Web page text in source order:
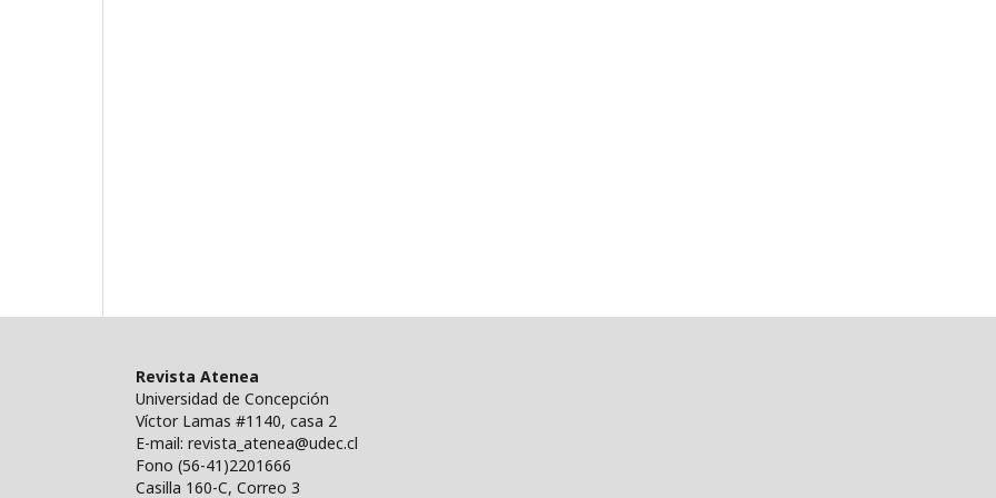
Revista Atenea
Universidad de Concepción
Víctor Lamas #1140, casa 2
E-mail: revista_atenea@udec.cl
Fono (56-41)2201666
Casilla 160-C, Correo 3